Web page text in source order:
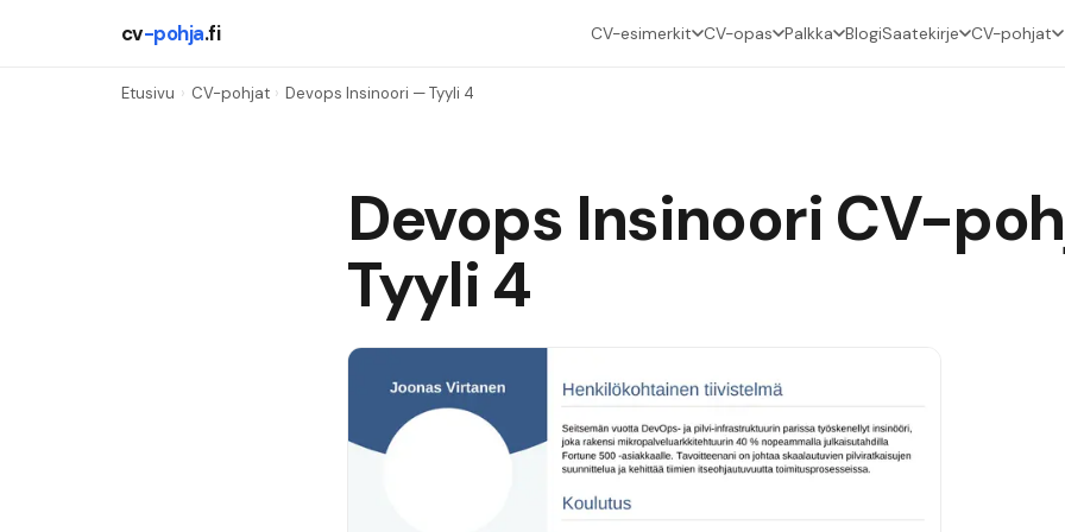
cv-pohja.fi CV-esimerkit CV-opas Palkka BlogiSaatekirje CV-pohjat
Etusivu › CV-pohjat › Devops Insinoori — Tyyli 4
Devops Insinoori CV-
Tyyli 4